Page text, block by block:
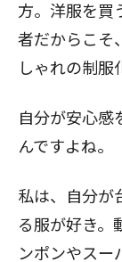
方。洋服を買
者だからこそ
しゃれの制服
自分が安心感
んですよね。
私は、自分が
る服が好き。
ンポンやスー